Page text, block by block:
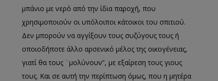
μπάνιο με νερό από την ίδια παροχή, που
χρησιμοποιούν οι υπόλοιποι κάτοικοι του σπιτιού.
Δεν μπορούν να αγγίξουν τους συζύγους τους ή
οποιοδήποτε άλλο αρσενικό μέλος της οικογένειας,
γιατί θα τους ¨μολύνουν”, με εξαίρεση τους γιους
τους. Και σε αυτή την περίπτωση όμως, που η μητέρα